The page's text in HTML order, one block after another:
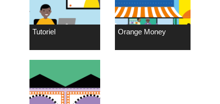
Tutoriel Orange Money